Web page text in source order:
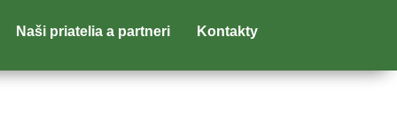
Naši priatelia a partneri Kontakty